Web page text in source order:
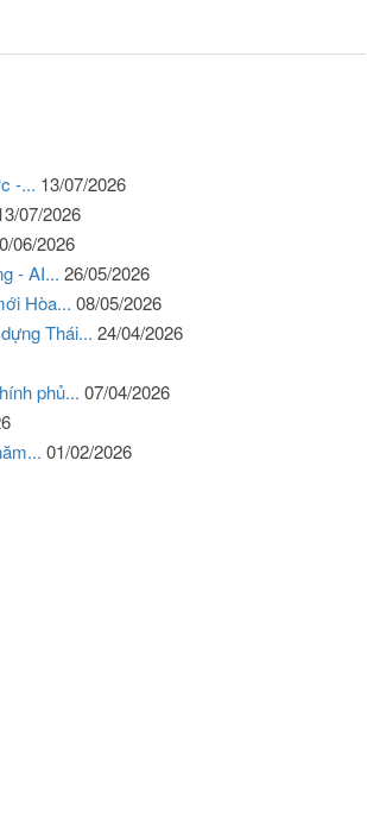
-... 13/07/2026
07/2026
06/2026
- AI... 26/05/2026
Hòa... 08/05/2026
Thái... 24/04/2026
phủ... 07/04/2026
01/02/2026